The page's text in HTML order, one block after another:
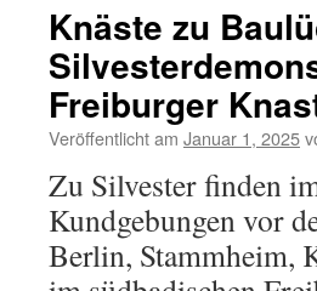
Knäste zu
Freiburger
Veröffentlicht am Januar 1, 2025
Zu Silvester finden
Kundgebungen vor
Berlin, Stammheim,